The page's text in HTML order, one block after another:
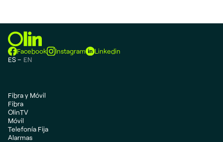
Facebook Instagram
Linkedin
ES
EN
Fibra y Móvil
Fibra
OlinTV
Móvil
Telefonía Fija
Alarmas